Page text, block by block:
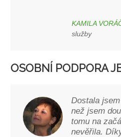
KAMILA
služby
OSOBNÍ PODPORA
Dostala
než jsem
tomu na
nevěřila.